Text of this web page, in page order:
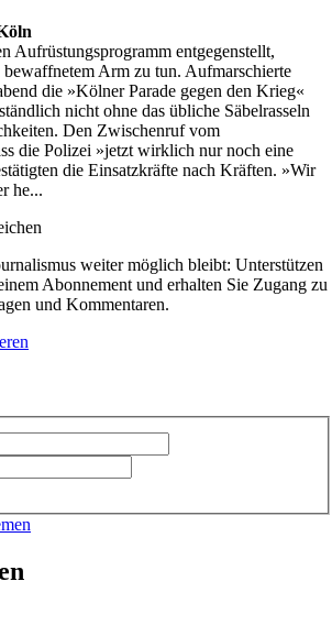
Aufrüstungsprogramm entgegenstellt,
bewaffnetem Arm zu tun. Aufmarschierte
die »Kölner Parade gegen den Krieg«
nicht ohne das übliche Säbelrasseln
Den Zwischenruf vom
die Polizei »jetzt wirklich nur noch eine
die Einsatzkräfte nach Kräften. »Wir
he...
weiter möglich bleibt: Unterstützen
Abonnement und erhalten Sie Zugang zu
und Kommentaren.